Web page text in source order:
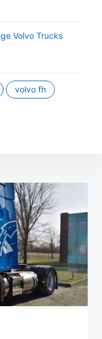
Volvo Trucks
volvo fh